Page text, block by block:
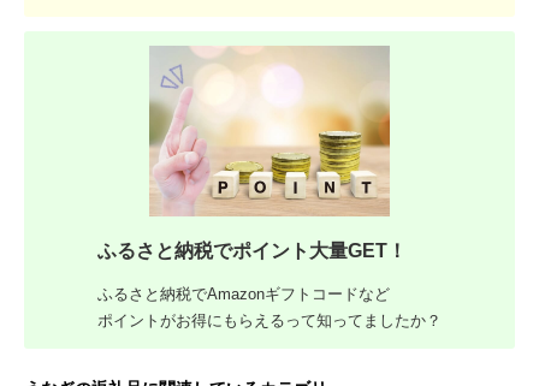
ふるさと納税でポイント大量GET！
ふるさと納税でAmazonギフトコードなど
ポイントがお得にもらえるって知ってましたか？